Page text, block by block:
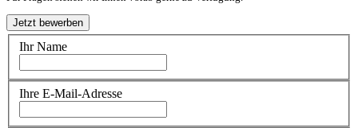
Ihr Name
Ihre E-Mail-Adresse